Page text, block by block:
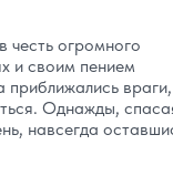
честь огромного
и своим пением
приближались враги,
Однажды,
навсегда